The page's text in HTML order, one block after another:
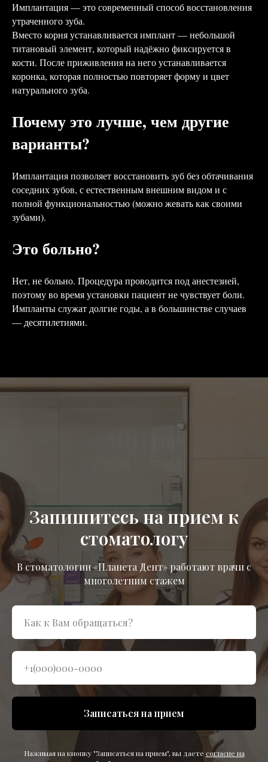
Имплантация — это современный способ восстановления
утраченного зуба.
Вместо корня устанавливается имплант — небольшой
титановый элемент, который надёжно фиксируется в
кости. После приживления на него устанавливается
коронка, которая полностью повторяет форму и цвет
натурального зуба.
Почему это лучше, чем другие
варианты?
Имплантация позволяет восстановить зуб без обтачивания
соседних зубов, с естественным внешним видом и с
полной функциональностью (можно жевать как своими
зубами).
Это больно?
Нет, не больно. Процедура проводится под анестезией,
поэтому во время установки пациент не чувствует боли.
Импланты служат долгие годы, а в большинстве случаев
— десятилетиями.
Запишитесь на прием к
стоматологу
В стоматологии «Планета Дент» работают врачи с
многолетним стажем
Записаться на прием
Нажимая на кнопку "Записаться на прием", вы даете согласие на